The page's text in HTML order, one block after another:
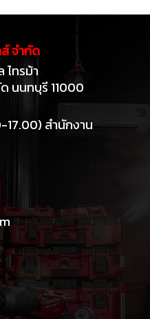
จำกัด
ไทรม้า
นนทบุรี 11000
สำนักงาน